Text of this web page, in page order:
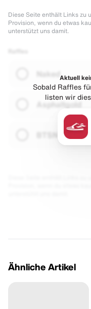
Diese Seite enthält Links zu
Provision, wenn du etwas
unterstützt uns damit.
Naked
Asphaltgold
Aktuell
Sobald Raffles
listen wir
Ähnliche Artikel